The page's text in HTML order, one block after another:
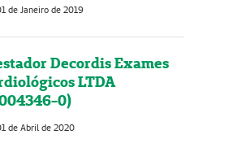
de Janeiro de 2019
Decordis Exames
LTDA
0)
de Abril de 2020